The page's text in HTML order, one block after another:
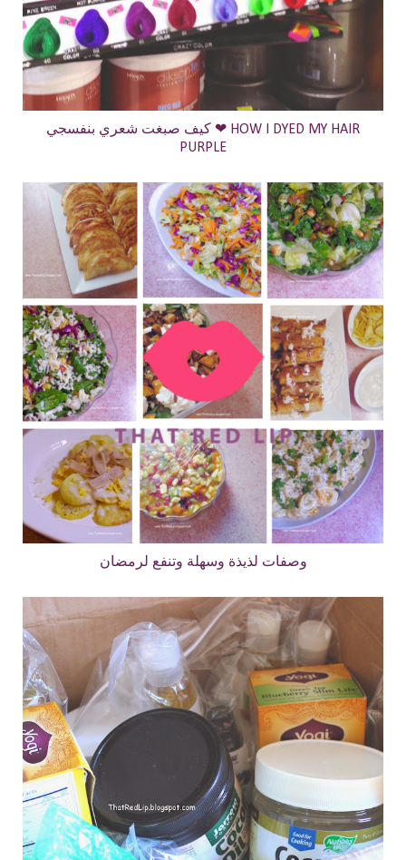
كيف صبغت شعري بنفسجي ❤ HOW I DYED MY HAIR
PURPLE
وصفات لذيذة وسهلة وتنفع لرمضان